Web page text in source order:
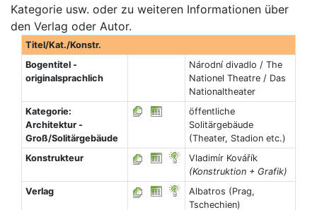
Kategorie usw. oder zu weiteren Informationen über
den Verlag oder Autor.
Titel/Kat./Konstr.
Bogentitel -
originalsprachlich
Národní divadlo / The
Nationel Theatre / Das
Nationaltheater
Kategorie:
Architektur -
Groß/Solitärgebäude
öffentliche
Solitärgebäude
(Theater, Stadion etc.)
Konstrukteur
Vladimír Kovářík
(Konstruktion + Grafik)
Verlag
Albatros (Prag,
Tschechien)